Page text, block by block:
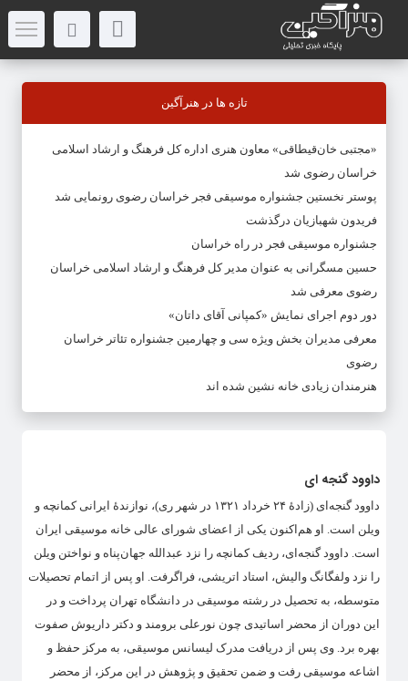
تازه ها در هنرآگین
«مجتبی خان‌قیطاقی» معاون هنری اداره کل فرهنگ و ارشاد اسلامی
خراسان رضوی شد
پوستر نخستین جشنواره موسیقی فجر خراسان رضوی رونمایی شد
فریدون شهبازیان درگذشت
جشنواره موسیقی فجر در راه خراسان
حسین مسگرانی به عنوان مدیر کل فرهنگ و ارشاد اسلامی خراسان
رضوی معرفی شد
دور دوم اجرای نمایش «کمپانی آقای داتان»
معرفی مدیران بخش ویژه سی و چهارمین جشنواره تئاتر خراسان
رضوی
هنرمندان زیادی خانه نشین شده اند
داوود گنجه ای
داوود گنجه‌ای (زادهٔ ۲۴ خرداد ۱۳۲۱ در شهر ری)، نوازندهٔ ایرانی کمانچه و
ویلن است. او هم‌اکنون یکی از اعضای شورای عالی خانه موسیقی ایران
است. داوود گنجه‌ای، ردیف کمانچه را نزد عبدالله جهان‌پناه و نواختن ویلن
را نزد ولفگانگ والیش، استاد اتریشی، فراگرفت. او پس از اتمام تحصیلات
متوسطه، به تحصیل در رشته موسیقی در دانشگاه تهران پرداخت و در
این دوران از محضر اساتیدی چون نورعلی برومند و دکتر داریوش صفوت
بهره برد. وی پس از دریافت مدرک لیسانس موسیقی، به مرکز حفظ و
اشاعه موسیقی رفت و ضمن تحقیق و پژوهش در این مرکز، از محضر